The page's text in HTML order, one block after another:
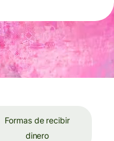
Formas de recibir
dinero